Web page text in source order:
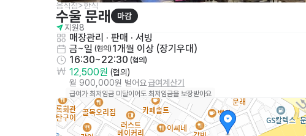
음식점>한식
수울 문래
마감
지원8
매장관리 · 판매 · 서빙
금~일 (협의) 1개월 이상 (장기우대)
16:30~22:30 (협의)
12,500원 (협의)
월 900,000원 벌어요급여계산기
급여가 최저임금 미달이어도 최저임금을 보장받아요